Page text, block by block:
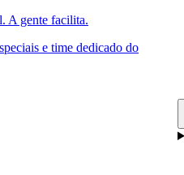
A gente facilita.
e time dedicado do